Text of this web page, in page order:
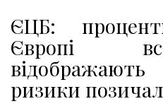
ЄЦБ:
Європі
ризики